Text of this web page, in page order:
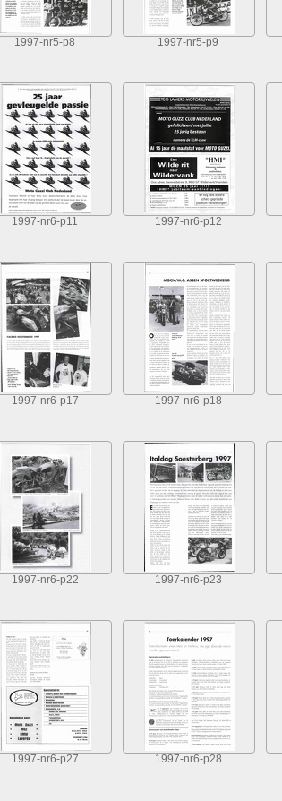
1997-nr5-p8 1997-nr5-p9
1997-nr6-p11 1997-nr6-p12
1997-nr6-p17 1997-nr6-p18
1997-nr6-p22 1997-nr6-p23
1997-nr6-p27 1997-nr6-p28